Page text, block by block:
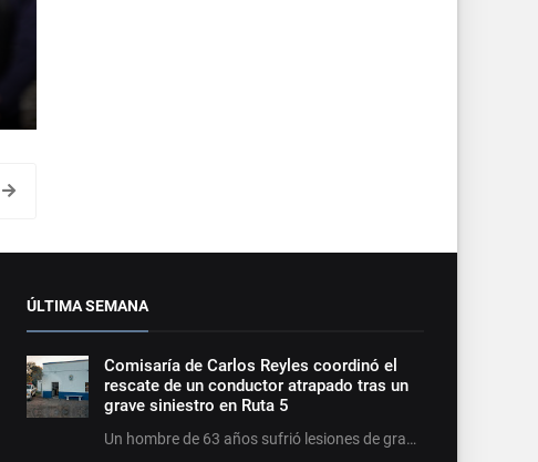
ÚLTIMA SEMANA
Comisaría de Carlos Reyles coordinó el
rescate de un conductor atrapado tras un
grave siniestro en Ruta 5
Un hombre de 63 años sufrió lesiones de gra…